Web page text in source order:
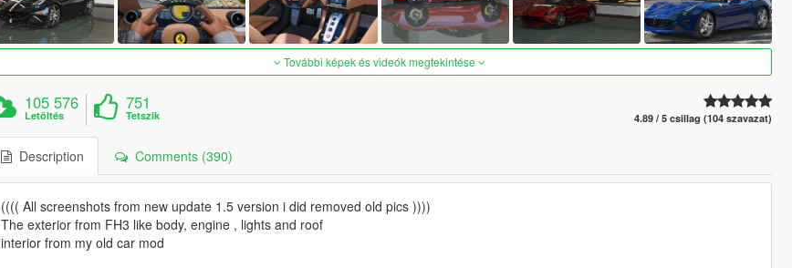
További képek és videók megtekintése
105 576
Letöltés
751
Tetszik 4.89 / 5 csillag (104 szavazat)
Description Comments (390)
(((( All screenshots from new update 1.5 version i did removed old pics ))))
The exterior from FH3 like body, engine , lights and roof
interior from my old car mod